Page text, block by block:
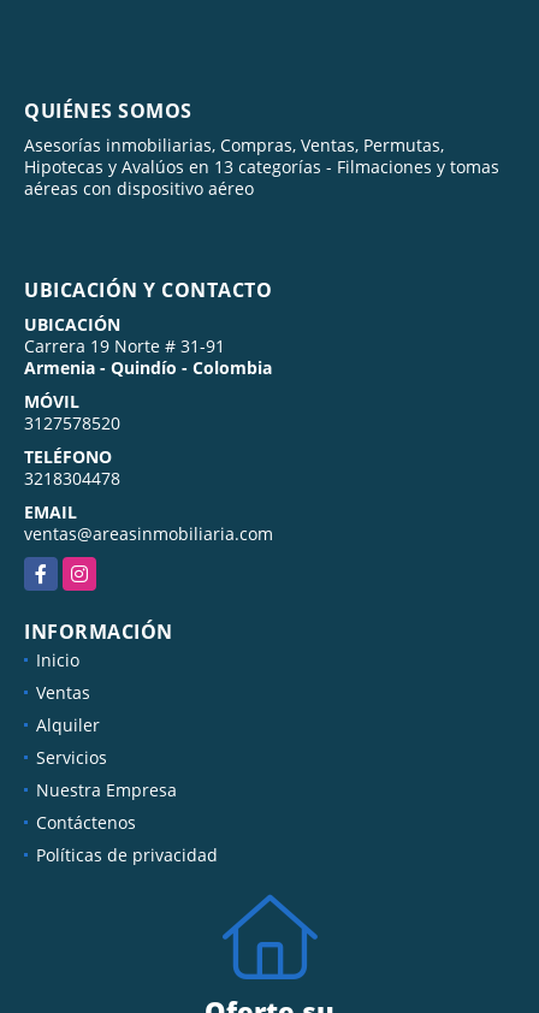
QUIÉNES SOMOS
Asesorías inmobiliarias, Compras, Ventas, Permutas,
Hipotecas y Avalúos en 13 categorías - Filmaciones y tomas
aéreas con dispositivo aéreo
UBICACIÓN Y CONTACTO
UBICACIÓN
Carrera 19 Norte # 31-91
Armenia - Quindío - Colombia
MÓVIL
3127578520
TELÉFONO
3218304478
EMAIL
ventas@areasinmobiliaria.com
FacebookInstagram
INFORMACIÓN
Inicio
Ventas
Alquiler
Servicios
Nuestra Empresa
Contáctenos
Políticas de privacidad